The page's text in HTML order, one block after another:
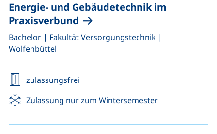
Energie- und Gebäudetechnik im
Praxisverbund
Bachelor, | Fakultät Versorgungstechnik |
Wolfenbüttel
zulassungsfrei
Zulassung nur zum Wintersemester